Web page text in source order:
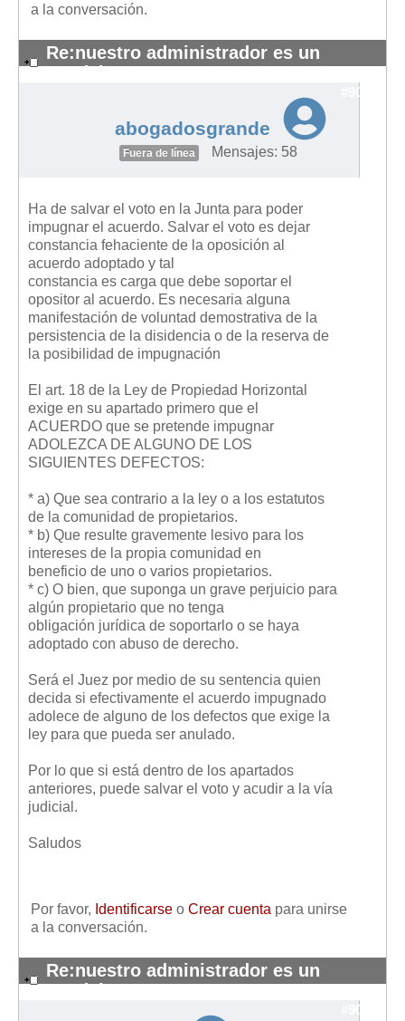
a la conversación.
Re:nuestro administrador es un
pendejo
#9095
abogadosgrande
Fuera de línea Mensajes: 58
Ha de salvar el voto en la Junta para poder
impugnar el acuerdo. Salvar el voto es dejar
constancia fehaciente de la oposición al
acuerdo adoptado y tal
constancia es carga que debe soportar el
opositor al acuerdo. Es necesaria alguna
manifestación de voluntad demostrativa de la
persistencia de la disidencia o de la reserva de
la posibilidad de impugnación
El art. 18 de la Ley de Propiedad Horizontal
exige en su apartado primero que el
ACUERDO que se pretende impugnar
ADOLEZCA DE ALGUNO DE LOS
SIGUIENTES DEFECTOS:
* a) Que sea contrario a la ley o a los estatutos
de la comunidad de propietarios.
* b) Que resulte gravemente lesivo para los
intereses de la propia comunidad en
beneficio de uno o varios propietarios.
* c) O bien, que suponga un grave perjuicio para
algún propietario que no tenga
obligación jurídica de soportarlo o se haya
adoptado con abuso de derecho.
Será el Juez por medio de su sentencia quien
decida si efectivamente el acuerdo impugnado
adolece de alguno de los defectos que exige la
ley para que pueda ser anulado.
Por lo que si está dentro de los apartados
anteriores, puede salvar el voto y acudir a la vía
judicial.
Saludos
Por favor, Identificarse o Crear cuenta para unirse
a la conversación.
Re:nuestro administrador es un
pendejo
#9097